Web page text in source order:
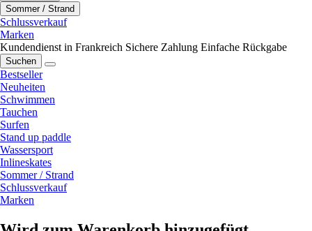
Sommer / Strand
Schlussverkauf
Marken
Kundendienst in Frankreich Sichere Zahlung Einfache Rückgabe
Suchen
Bestseller
Neuheiten
Schwimmen
Tauchen
Surfen
Stand up paddle
Wassersport
Inlineskates
Sommer / Strand
Schlussverkauf
Marken